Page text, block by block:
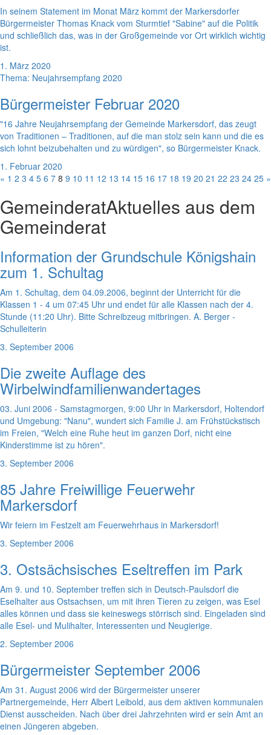
In seinem Statement im Monat März kommt der Markersdorfer
Bürgermeister Thomas Knack vom Sturmtief "Sabine" auf die Politik
und schließlich das, was in der Großgemeinde vor Ort wirklich wichtig
ist.
1. März 2020
Thema: Neujahrsempfang 2020
Bürgermeister Februar 2020
"16 Jahre Neujahrsempfang der Gemeinde Markersdorf, das zeugt
von Traditionen – Traditionen, auf die man stolz sein kann und die es
sich lohnt beizubehalten und zu würdigen", so Bürgermeister Knack.
1. Februar 2020
« 1 2 3 4 5 6 7 8 9 10 11 12 13 14 15 16 17 18 19 20 21 22 23 24 25 »
GemeinderatAktuelles aus dem
Gemeinderat
Information der Grundschule Königshain
zum 1. Schultag
Am 1. Schultag, dem 04.09.2006, beginnt der Unterricht für die
Klassen 1 - 4 um 07:45 Uhr und endet für alle Klassen nach der 4.
Stunde (11:20 Uhr). Bitte Schreibzeug mitbringen. A. Berger -
Schulleiterin
3. September 2006
Die zweite Auflage des
Wirbelwindfamilienwandertages
03. Juni 2006 - Samstagmorgen, 9:00 Uhr in Markersdorf, Holtendorf
und Umgebung: "Nanu", wundert sich Familie J. am Frühstückstisch
im Freien, "Welch eine Ruhe heut im ganzen Dorf, nicht eine
Kinderstimme ist zu hören".
3. September 2006
85 Jahre Freiwillige Feuerwehr
Markersdorf
Wir feiern im Festzelt am Feuerwehrhaus in Markersdorf!
3. September 2006
3. Ostsächsisches Eseltreffen im Park
Am 9. und 10. September treffen sich in Deutsch-Paulsdorf die
Eselhalter aus Ostsachsen, um mit ihren Tieren zu zeigen, was Esel
alles können und dass sie keineswegs störrisch sind. Eingeladen sind
alle Esel- und Mulihalter, Interessenten und Neugierige.
2. September 2006
Bürgermeister September 2006
Am 31. August 2006 wird der Bürgermeister unserer
Partnergemeinde, Herr Albert Leibold, aus dem aktiven kommunalen
Dienst ausscheiden. Nach über drei Jahrzehnten wird er sein Amt an
einen Jüngeren abgeben.